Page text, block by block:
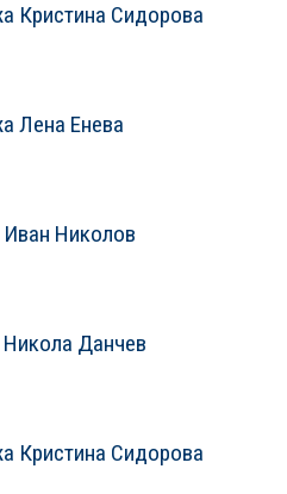
Кристина Сидорова
Лена Енева
Иван Николов
Никола Данчев
Кристина Сидорова